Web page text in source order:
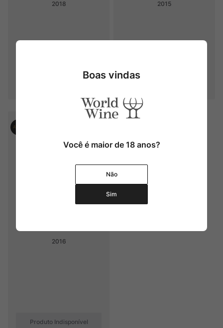
2018 2015
2016
Produto Indisponível
Boas vindas
Você é maior de 18 anos?
Não
Sim